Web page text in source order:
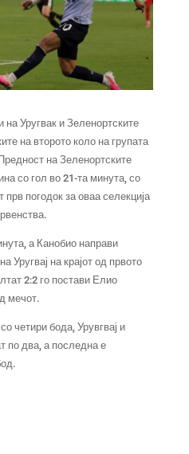
Уругвак и Зеленортските
на второто коло на групата
на Зеленортските
со гол во 21-та минута, со
прв погодок за оваа селекција
а Канобио направи
Уругвај на крајот од првото
2:2 го постави Елио
мечот.
четири бода, Урувгвај и
по два, а последна е